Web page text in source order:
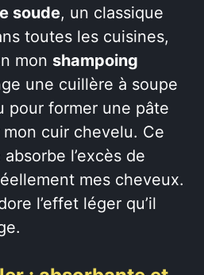
soude, un classique
toutes les cuisines,
mon shampoing
une cuillère à soupe
pour former une pâte
mon cuir chevelu. Ce
l’excès de
mes cheveux.
l’effet léger qu’il